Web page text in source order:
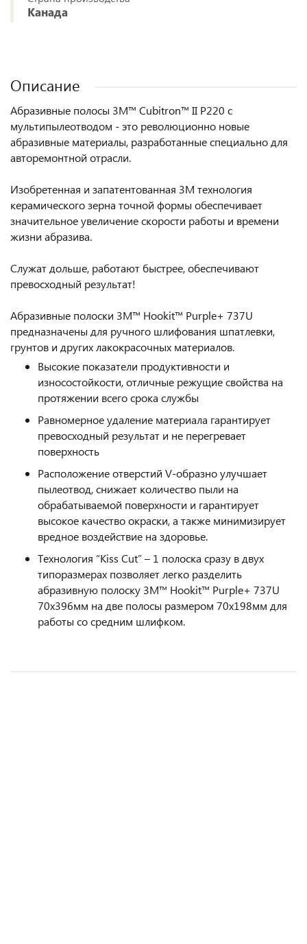
Канада
Описание
Абразивные полосы 3M™ Cubitron™ II P220 с
мультипылеотводом - это революционно новые
абразивные материалы, разработанные специально для
авторемонтной отрасли.
Изобретенная и запатентованная 3M технология
керамического зерна точной формы обеспечивает
значительное увеличение скорости работы и времени
жизни абразива.
Служат дольше, работают быстрее, обеспечивают
превосходный результат!
Абразивные полоски 3M™ Hookit™ Purple+ 737U
предназначены для ручного шлифования шпатлевки,
грунтов и других лакокрасочных материалов.
Высокие показатели продуктивности и
износостойкости, отличные режущие свойства на
протяжении всего срока службы
Равномерное удаление материала гарантирует
превосходный результат и не перегревает
поверхность
Расположение отверстий V-образно улучшает
пылеотвод, снижает количество пыли на
обрабатываемой поверхности и гарантирует
высокое качество окраски, а также минимизирует
вредное воздействие на здоровье.
Технология “Kiss Cut” – 1 полоска сразу в двух
типоразмерах позволяет легко разделить
абразивную полоску 3M™ Hookit™ Purple+ 737U
70x396мм на две полосы размером 70х198мм для
работы со средним шлифком.